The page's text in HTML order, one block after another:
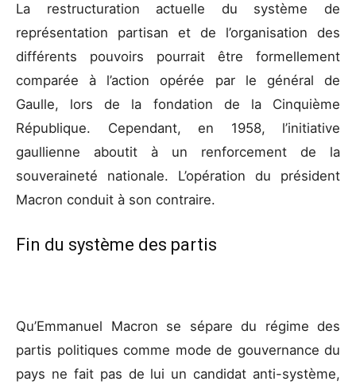
La restructuration actuelle du système de
représentation partisan et de l’organisation des
différents pouvoirs pourrait être formellement
comparée à l’action opérée par le général de
Gaulle, lors de la fondation de la Cinquième
République. Cependant, en 1958, l’initiative
gaullienne aboutit à un renforcement de la
souveraineté nationale. L’opération du président
Macron conduit à son contraire.
Fin du système des partis
Qu’Emmanuel Macron se sépare du régime des
partis politiques comme mode de gouvernance du
pays ne fait pas de lui un candidat anti-système,